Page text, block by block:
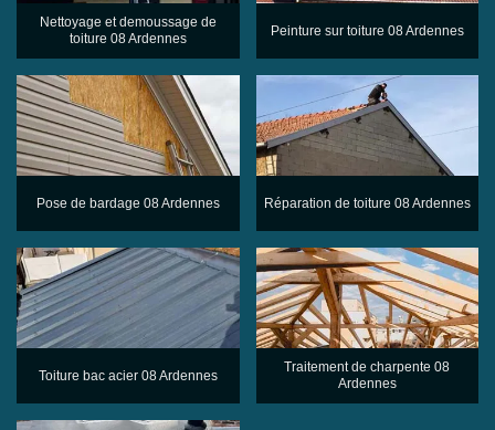
Nettoyage et demoussage de
toiture 08 Ardennes
Peinture sur toiture 08 Ardennes
Pose de bardage 08 Ardennes Réparation de toiture 08 Ardennes
Toiture bac acier 08 Ardennes
Traitement de charpente 08
Ardennes